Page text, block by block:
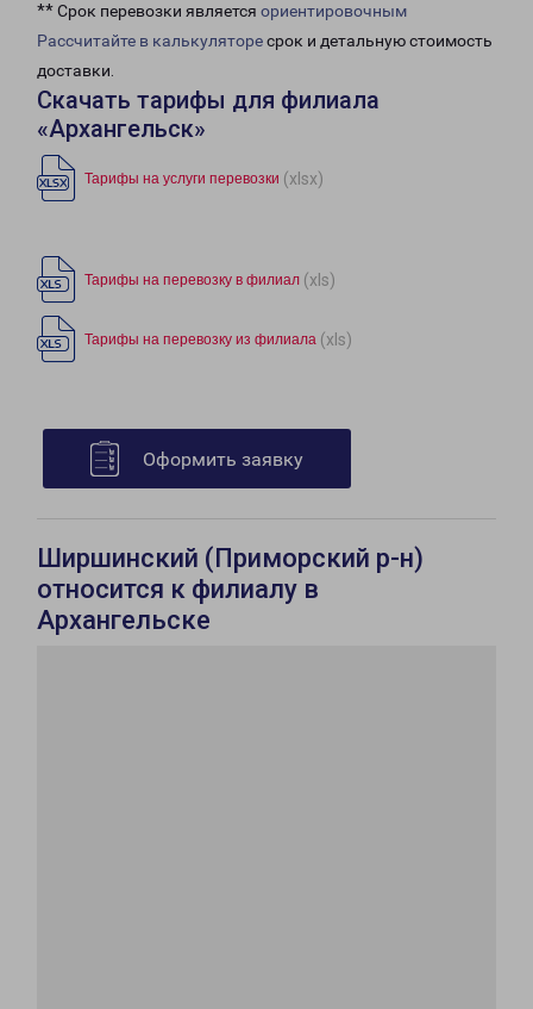
** Срок перевозки является ориентировочным
Рассчитайте в калькуляторесрок и детальную стоимость
доставки.
Скачать тарифы для филиала
«Архангельск»
Тарифы на услуги перевозки (xlsx)
Тарифы на перевозку в филиал (xls)
Тарифы на перевозку из филиала (xls)
Оформить заявку
Ширшинский (Приморский р-н)
относится к филиалу в
Архангельске